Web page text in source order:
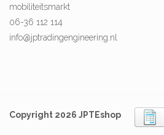
mobiliteitsmarkt
06-36 112 114
info@jptradingengineering.nl
Copyright 2026 JPTEshop